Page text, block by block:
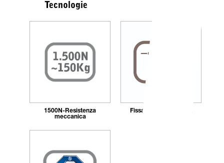
Tecnologie
1500N-Resistenza
meccanica
Fissaggio_con_tasselli